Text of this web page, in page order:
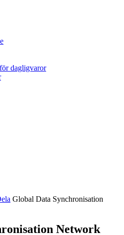
dagligvaror
Global Data Synchronisation
Network